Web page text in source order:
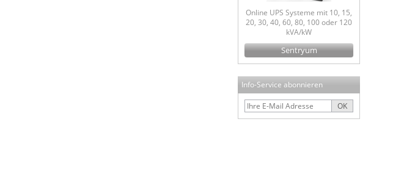
Online UPS Systeme mit 10, 15,
20, 30, 40, 60, 80, 100 oder 120
kVA/kW
Sentryum
Info-Service abonnieren
OK